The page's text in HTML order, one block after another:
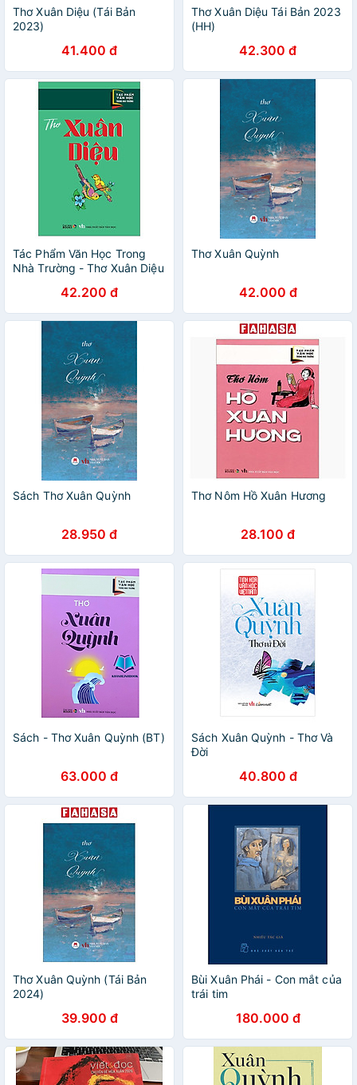
Thơ Xuân Diệu (Tái Bản
2023)
41.400 đ
Thơ Xuân Diệu Tái Bản 2023
(HH)
42.300 đ
Tác Phẩm Văn Học Trong
Nhà Trường - Thơ Xuân Diệu
42.200 đ
Thơ Xuân Quỳnh
42.000 đ
Sách Thơ Xuân Quỳnh
28.950 đ
Thơ Nôm Hồ Xuân Hương
28.100 đ
Sách - Thơ Xuân Quỳnh (BT)
63.000 đ
Sách Xuân Quỳnh - Thơ Và
Đời
40.800 đ
Thơ Xuân Quỳnh (Tái Bản
2024)
39.900 đ
Bùi Xuân Phái - Con mắt của
trái tim
180.000 đ